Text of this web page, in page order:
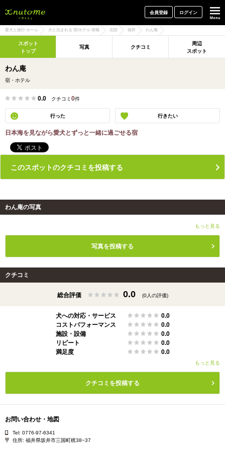
会員登録 ログイン
愛犬と旅行 ホーム 犬と泊まれる 宿/ホテル 情報 北陸 福井 わん庵
スポット
トップ
写真 クチコミ
周辺
スポット
わん庵
宿・ホテル
0.0 クチコミ 0件
行った 行きたい
日本海を見ながら愛犬とずっと一緒に過ごせる宿
このスポットのクチコミを投稿する
わん庵の写真
もっと見る
写真を投稿する
クチコミ
総合評価 0.0 (0人の評価)
犬への対応・サービス
0.0
コストパフォーマンス
0.0
施設・設備
0.0
リピート
0.0
満足度
0.0
もっと見る
クチコミを投稿する
お問い合わせ・地図
Tel: 0776-97-6341
住所: 福井県坂井市三国町梶38−37